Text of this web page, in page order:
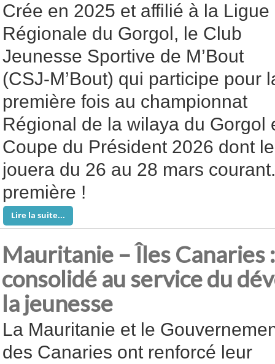
Crée en 2025 et affilié à la Ligue
Régionale du Gorgol, le Club
Jeunesse Sportive de M’Bout
(CSJ-M’Bout) qui participe pour
première fois au championnat
Régional de la wilaya du Gorgol
Coupe du Président 2026 dont
jouera du 26 au 28 mars
première !
Lire la suite...
Mauritanie – Îles
consolidé au service du
la jeunesse
La Mauritanie et le
des Canaries ont renforcé leur